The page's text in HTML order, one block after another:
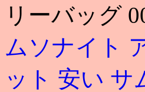
リーバッグ
ムソナイト
ット 安い サ